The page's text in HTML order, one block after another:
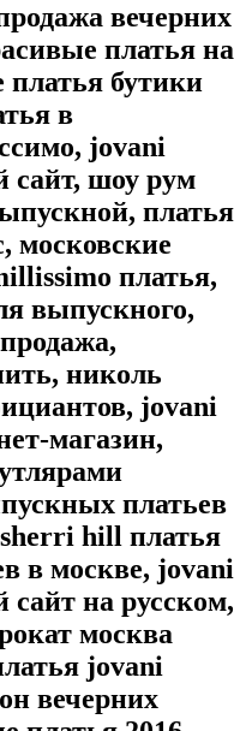
вечерних
платья на
бутики
в
jovani
сайт, шоу рум
платья
московские
платья,
выпускного,
николь
jovani
магазин,
платьев
hill платья
в москве, jovani
на русском,
москва
jovani
вечерних